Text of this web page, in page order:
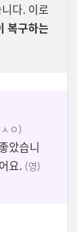
다. 이로
복구하는
ㅇ)
았습니
요. (영)